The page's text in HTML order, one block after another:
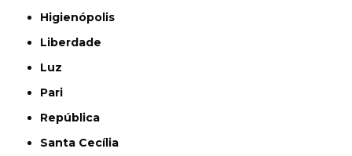
Higienópolis
Liberdade
Luz
Pari
República
Santa Cecília